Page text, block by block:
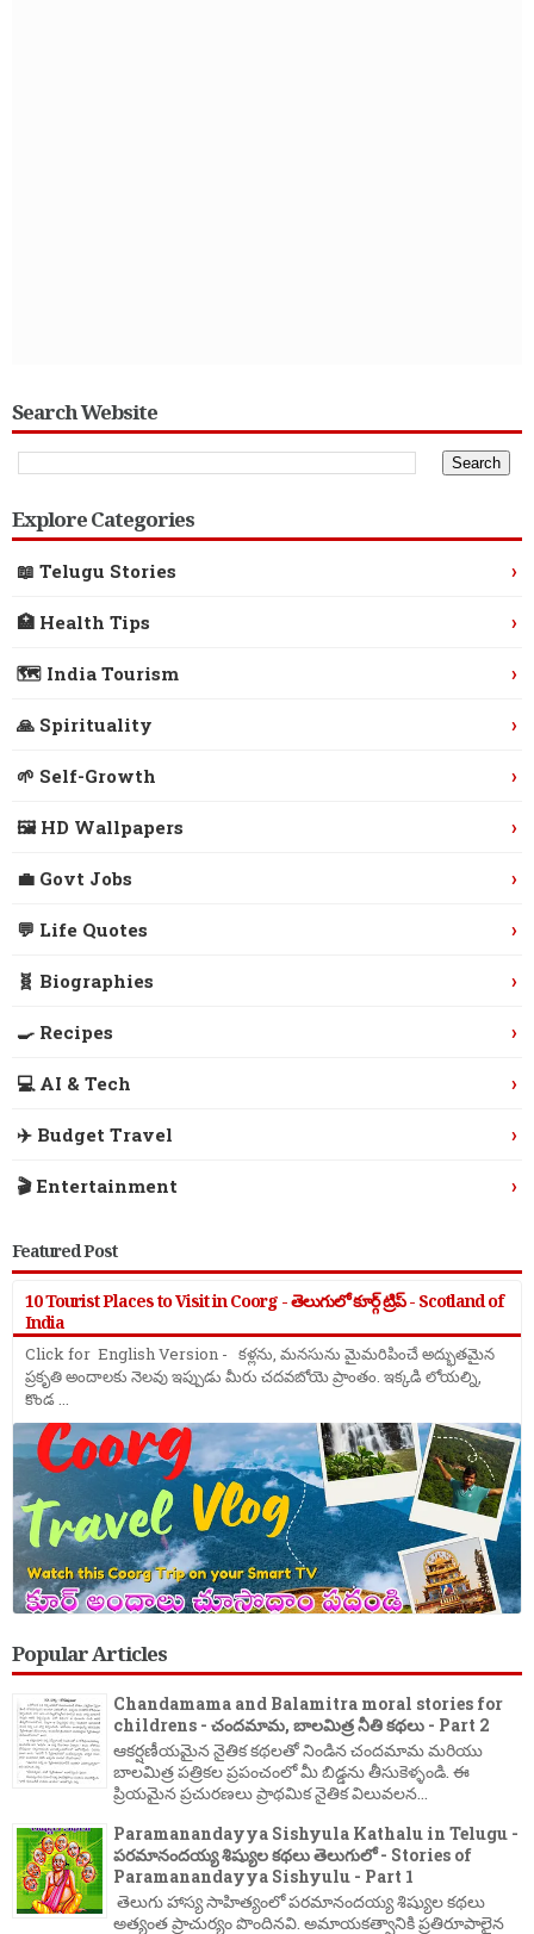
Search Website
Explore Categories
📖 Telugu Stories ›
🏥 Health Tips ›
🗺️ India Tourism ›
🙏 Spirituality ›
🌱 Self-Growth ›
🖼️ HD Wallpapers ›
💼 Govt Jobs ›
💬 Life Quotes ›
🧬 Biographies ›
🍳 Recipes ›
💻 AI & Tech ›
✈️ Budget Travel ›
🎬 Entertainment ›
Featured Post
10 Tourist Places to Visit in Coorg - తెలుగులో కూర్గ్ ట్రిప్ - Scotland of
India
Click for English Version - కళ్లను, మనసును మైమరిపించే అద్భుతమైన
ప్రకృతి అందాలకు నెలవు ఇప్పుడు మీరు చదవబోయె ప్రాంతం. ఇక్కడి లోయల్ని,
కొండ ...
Popular Articles
Chandamama and Balamitra moral stories for
childrens - చందమామ, బాలమిత్ర నీతి కథలు - Part 2
ఆకర్షణీయమైన నైతిక కథలతో నిండిన చందమామ మరియు
బాలమిత్ర పత్రికల ప్రపంచంలో మీ బిడ్డను తీసుకెళ్ళండి. ఈ
ప్రియమైన ప్రచురణలు ప్రాథమిక నైతిక విలువలన...
Paramanandayya Sishyula Kathalu in Telugu -
పరమానందయ్య శిష్యుల కథలు తెలుగులో - Stories of
Paramanandayya Sishyulu - Part 1
తెలుగు హాస్య సాహిత్యంలో పరమానందయ్య శిష్యుల కథలు
అత్యంత ప్రాచుర్యం పొందినవి. అమాయకత్వానికి ప్రతిరూపాలైన